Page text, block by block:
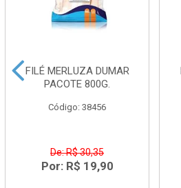
FILÉ MERLUZA DUMAR
PACOTE 800G.
Código: 38456
De: R$ 30,35
Por: R$ 19,90